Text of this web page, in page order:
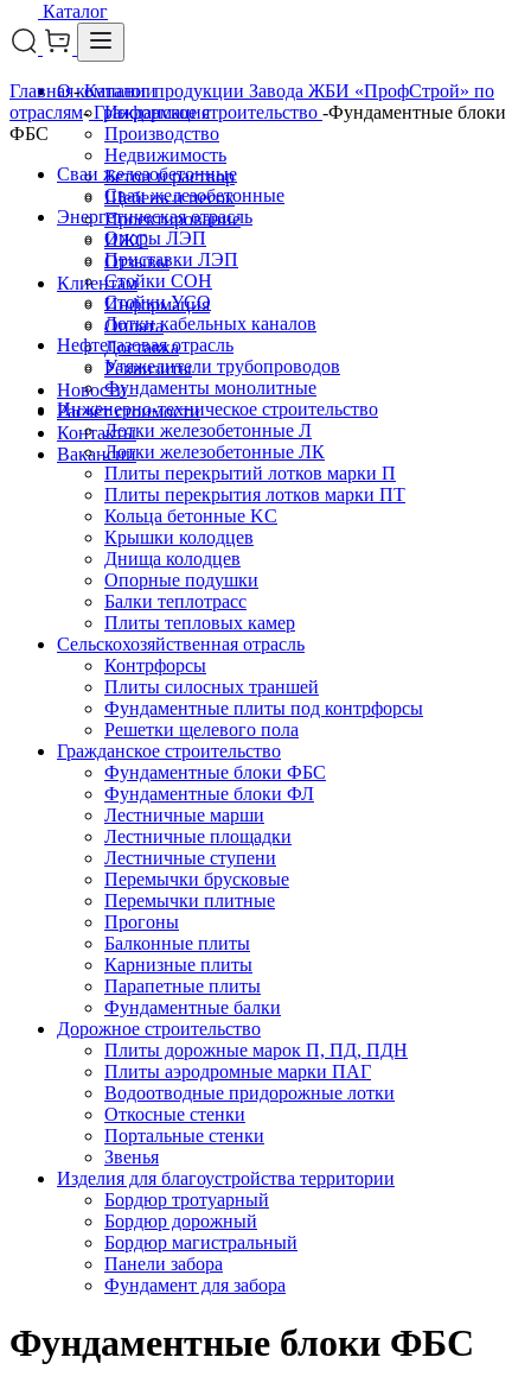
Каталог
О компании
Информация
Производство
Недвижимость
Бетон и раствор
Щебень и песок
Проектирование
ИЖС
Отзывы
Клиентам
Информация
Оплата
Доставка
Реквизиты
Новости
Расчёт стоимости
Контакты
Вакансии
Главная- Каталог продукции Завода ЖБИ «ПрофСтрой» по
отраслям- Гражданское строительство -Фундаментные блоки
ФБС
Сваи железобетонные
Сваи железобетонные
Энергетическая отрасль
Опоры ЛЭП
Приставки ЛЭП
Стойки СОН
Стойки УСО
Лотки кабельных каналов
Нефтегазовая отрасль
Утяжелители трубопроводов
Фундаменты монолитные
Инженерно-техническое строительство
Лотки железобетонные Л
Лотки железобетонные ЛК
Плиты перекрытий лотков марки П
Плиты перекрытия лотков марки ПТ
Кольца бетонные KC
Крышки колодцев
Днища колодцев
Опорные подушки
Балки теплотрасс
Плиты тепловых камер
Сельскохозяйственная отрасль
Контрфорсы
Плиты силосных траншей
Фундаментные плиты под контрфорсы
Решетки щелевого пола
Гражданское строительство
Фундаментные блоки ФБС
Фундаментные блоки ФЛ
Лестничные марши
Лестничные площадки
Лестничные ступени
Перемычки брусковые
Перемычки плитные
Прогоны
Балконные плиты
Карнизные плиты
Парапетные плиты
Фундаментные балки
Дорожное строительство
Плиты дорожные марок П, ПД, ПДН
Плиты аэродромные марки ПАГ
Водоотводные придорожные лотки
Откосные стенки
Портальные стенки
Звенья
Изделия для благоустройства территории
Бордюр тротуарный
Бордюр дорожный
Бордюр магистральный
Панели забора
Фундамент для забора
Фундаментные блоки ФБС